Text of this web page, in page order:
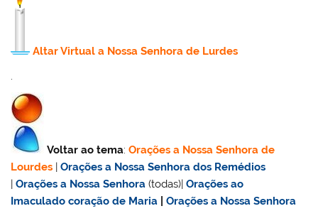
Altar Virtual a Nossa Senhora de Lurdes
.
Voltar ao tema:Orações a Nossa Senhora de
Lourdes
|Orações a Nossa Senhora dos Remédios
|Orações a Nossa Senhora (todas)|Orações ao
Imaculado coração de Maria |Orações a Nossa Senhora